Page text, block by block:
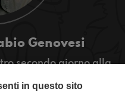
Genovesi
secondo giorno alla
come costruire un
in questo sito